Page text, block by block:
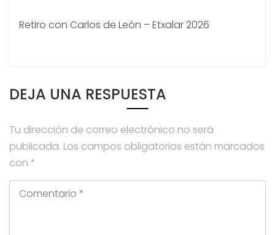
Retiro con Carlos de León – Etxalar 2026
DEJA UNA RESPUESTA
Tu dirección de correo electrónico no será
publicada. Los campos obligatorios están marcados
con *